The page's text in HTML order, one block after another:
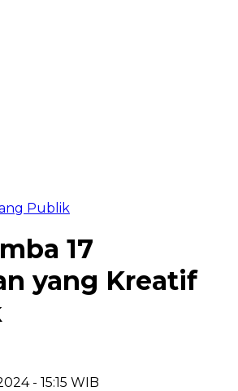
Publik
17
yang Kreatif
- 15:15 WIB